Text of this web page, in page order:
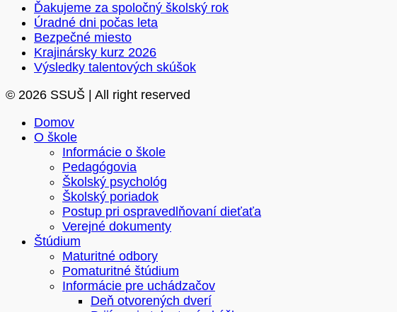
Ďakujeme za spoločný školský rok
Úradné dni počas leta
Bezpečné miesto
Krajinársky kurz 2026
Výsledky talentových skúšok
© 2026 SSUŠ | All right reserved
Domov
O škole
Informácie o škole
Pedagógovia
Školský psychológ
Školský poriadok
Postup pri ospravedlňovaní dieťaťa
Verejné dokumenty
Štúdium
Maturitné odbory
Pomaturitné štúdium
Informácie pre uchádzačov
Deň otvorených dverí